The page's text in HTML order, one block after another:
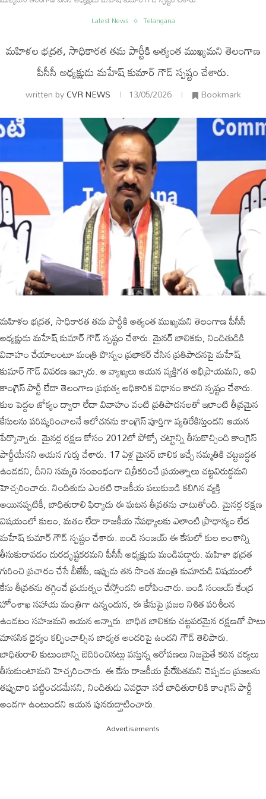
Latest News Telangana
మహిళల భద్రత, సాధికారత తమ పార్టీకి అత్యంత ముఖ్యమని తెలంగాణ
పీసీసీ అధ్యక్షుడు మహేష్ కుమార్ గౌడ్ స్పష్టం చేశారు.
written byCVR NEWS 13/05/2026 Bookmark
మహిళల భద్రత, సాధికారత తమ పార్టీకి అత్యంత ముఖ్యమని తెలంగాణ పీసీసీ
అధ్యక్షుడు మహేష్ కుమార్ గౌడ్ స్పష్టం చేశారు. మైనర్ బాలికకు, నిందితుడికి
వివాహం చేయాలంటూ మంత్రి పొన్నం ప్రభాకర్ చేసిన ప్రతిపాదనపై మహేష్
కుమార్ గౌడ్ వివరణ ఇచ్చారు. ఆ వ్యాఖ్యలు ఆయన వ్యక్తిగత అభిప్రాయమని, అవి
కాంగ్రెస్ పార్టీ లేదా తెలంగాణ ప్రభుత్వ అధికారిక విధానం కాదని స్పష్టం చేశారు.
కుల పెద్దల జోక్యం ద్వారా లేదా వివాహం వంటి ప్రతిపాదనలతో ఇలాంటి తీవ్రమైన
కేసులను పరిష్కరించాలనే ఆలోచనను కాంగ్రెస్ పూర్తిగా వ్యతిరేకిస్తుందని ఆయన
పేర్కొన్నారు. మైనర్ల రక్షణ కోసం 2012లో పోక్సో చట్టాన్ని తీసుకొచ్చింది కాంగ్రెస్
పార్టీయేనని ఆయన గుర్తు చేశారు. 17 ఏళ్ల మైనర్ బాలిక ఇచ్చే సమ్మతికి చట్టబద్ధత
ఉండదని, దీనిని సమ్మతి సంబంధంగా చిత్రీకరించే ప్రయత్నాలు చట్టవిరుద్ధమని
హెచ్చరించారు. నిందితుడు ఎంతటి రాజకీయ పలుకుబడి కలిగిన వ్యక్తి
అయినప్పటికీ, బాధితురాలి ఫిర్యాదు ఈ ఘటన తీవ్రతను చాటుతోంది. మైనర్ల రక్షణ
విషయంలో కులం, మతం లేదా రాజకీయ నేపథ్యాలకు ఎలాంటి ప్రాధాన్యం లేద
మహేష్ కుమార్ గౌడ్ స్పష్టం చేశారు. బండి సంజయ్ ఈ కేసులో కుల అంశాన్ని
తీసుకురావడం దురదృష్టకరమని పీసీసీ అధ్యక్షుడు మండిపడ్డారు. మహిళా భద్రత
గురించి ప్రచారం చేసే బీజేపీ, ఇప్పుడు తన సొంత మంత్రి కుమారుడి విషయంలో
కేసు తీవ్రతను తగ్గించే ప్రయత్నం చేస్తోందని ఆరోపించారు. బండి సంజయ్ కేంద్ర
హోంశాఖ సహాయ మంత్రిగా ఉన్నందున, ఈ కేసుపై ప్రజల నిశిత పరిశీలన
ఉండటం సహజమని ఆయన అన్నారు. బాధిత బాలికకు చట్టపరమైన రక్షణతో పాటు
మానసిక ధైర్యం కల్పించాల్సిన బాధ్యత అందరిపై ఉందని గౌడ్ తెలిపారు.
బాధితురాలి కుటుంబాన్ని బెదిరించినట్లు వస్తున్న ఆరోపణలు నిజమైతే కఠిన చర్యలు
తీసుకుంటామని హెచ్చరించారు. ఈ కేసు రాజకీయ ప్రేరేపితమని చెప్పడం ప్రజలను
తప్పుదారి పట్టించడమేనని, నిందితుడు ఎవరైనా సరే బాధితురాలికి కాంగ్రెస్ పార్టీ
అండగా ఉంటుందని ఆయన పునరుద్ఘాటించారు.
Advertisements
అంతర్జాతీయం